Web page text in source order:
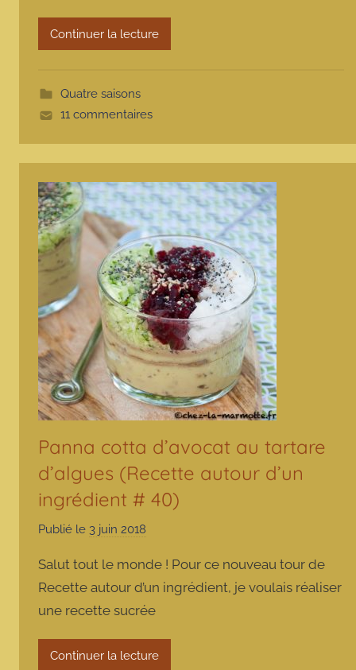
o
Continuer la lecture
Quatre saisons
11 commentaires
Panna cotta d’avocat au tartare
d’algues (Recette autour d’un
ingrédient # 40)
Publié le 3 juin 2018
r
m
a
m
Salut tout le monde ! Pour ce nouveau tour de
Recette autour d’un ingrédient, je voulais réaliser
une recette sucrée
Continuer la lecture